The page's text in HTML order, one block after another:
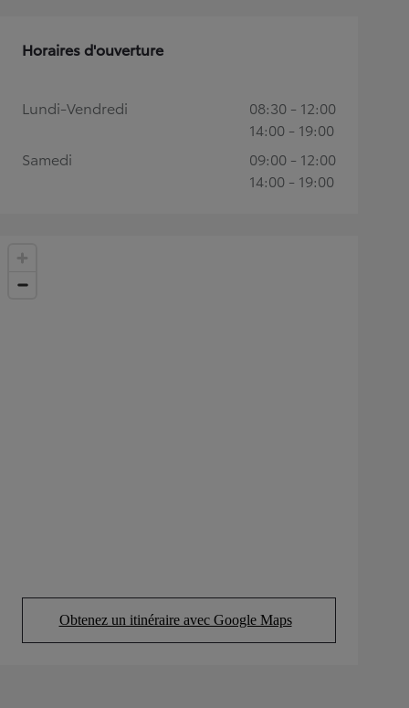
Obtenez un itinéraire avec Google Maps
(Opens in new tab)
Horaires d'ouverture
Lundi-Vendredi
08:30 - 12:00
14:00 - 19:00
Samedi
09:00 - 12:00
14:00 - 19:00